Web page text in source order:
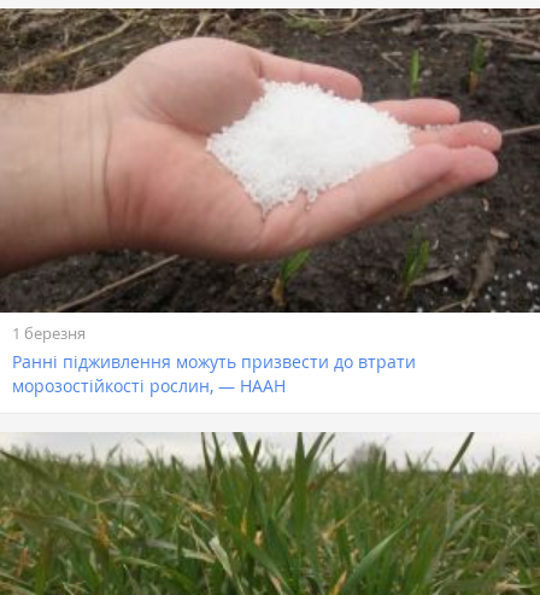
1 березня
Ранні підживлення можуть призвести до втрати
морозостійкості рослин, — НААН